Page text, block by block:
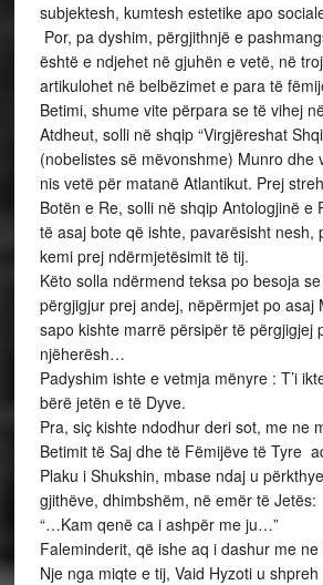
subjektesh, kumtesh estetike apo
Por, pa dyshim, përgjithnjë e
është e ndjehet në gjuhën e vetë, në
artikulohet në belbëzimet e para të
Betimi, shume vite përpara se të vihej
Atdheut, solli në shqip “Virgjëreshat
(nobelistes së mëvonshme) Munro dhe
nis vetë për matanë Atlantikut. Prej
Botën e Re, solli në shqip Antologjinë e
të asaj bote që ishte, pavarësisht nesh,
kemi prej ndërmjetësimit të tij.
Këto solla ndërmend teksa po besoja
përgjigjur prej andej, nëpërmjet po asaj
sapo kishte marrë përsipër të përgjigjej
njëherësh…
Padyshim ishte e vetmja mënyre : T’i
bërë jetën e të Dyve.
Pra, siç kishte ndodhur deri sot, me ne
Betimit të Saj dhe të Fëmijëve të Tyre
Plaku i Shukshin, mbase ndaj u
gjithëve, dhimbshëm, në emër të Jetës:
“…Kam qenë ca i ashpër me ju…”
Faleminderit, që ishe aq i dashur me
Nje nga miqte e tij, Vaid Hyzoti u